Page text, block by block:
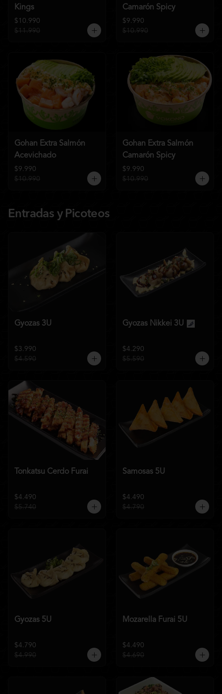
Kings
$10.990
$11.990
Camarón Spicy
$9.990
$10.990
Gohan Extra Salmón
Acevichado
$9.990
$10.990
Gohan Extra Salmón
Camarón Spicy
$9.990
$10.990
Entradas y Picoteos
Gyozas 3U
$3.990
$4.590
Gyozas Nikkei 3U
$4.290
$5.590
Tonkatsu Cerdo Furai
$4.490
$5.740
Samosas 5U
$4.490
$4.790
Gyozas 5U
$4.790
$4.990
Mozarella Furai 5U
$4.490
$4.690